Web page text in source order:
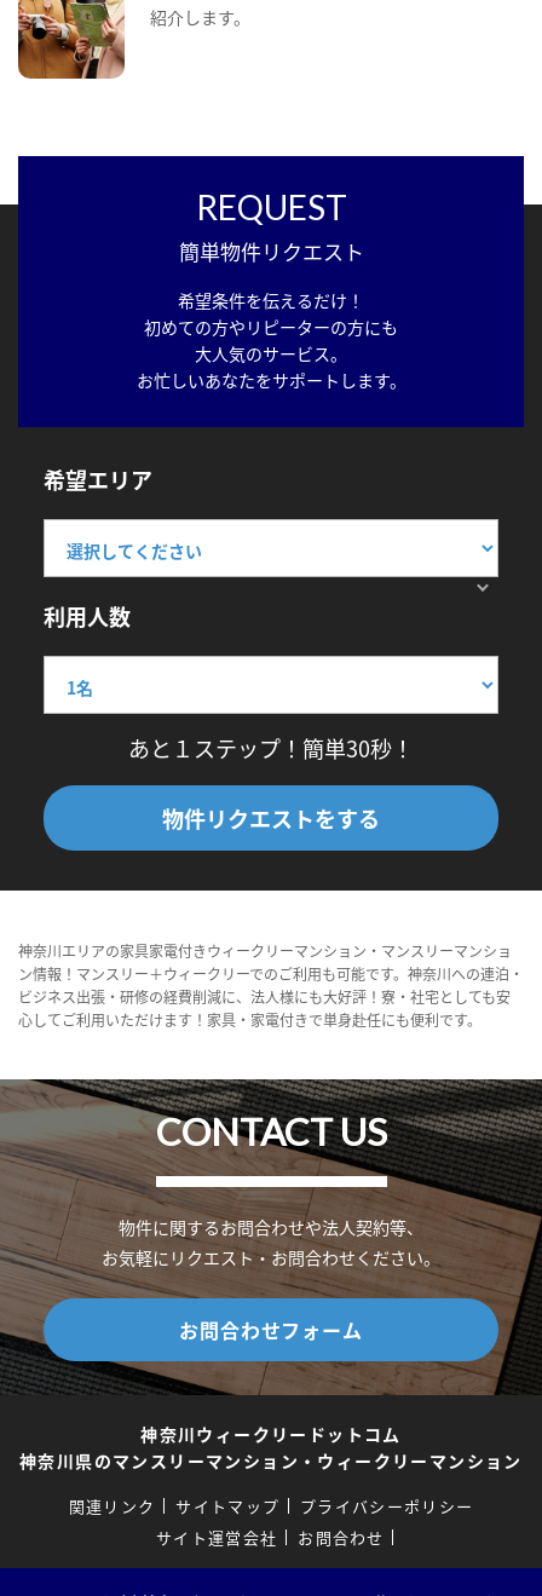
紹介します。
REQUEST
簡単物件リクエスト
希望条件を伝えるだけ！
初めての方やリピーターの方にも
大人気のサービス。
お忙しいあなたをサポートします。
希望エリア
利用人数
あと１ステップ！簡単30秒！
物件リクエストをする
神奈川エリアの家具家電付きウィークリーマンション・マンスリーマンショ
ン情報！マンスリー＋ウィークリーでのご利用も可能です。神奈川への連泊・
ビジネス出張・研修の経費削減に、法人様にも大好評！寮・社宅としても安
心してご利用いただけます！家具・家電付きで単身赴任にも便利です。
CONTACT US
物件に関するお問合わせや法人契約等、
お気軽にリクエスト・お問合わせください。
お問合わせフォーム
神奈川ウィークリードットコム
神奈川県のマンスリーマンション・ウィークリーマンション
関連リンク サイトマップ
プライバシーポリシー
サイト運営会社
お問合わせ